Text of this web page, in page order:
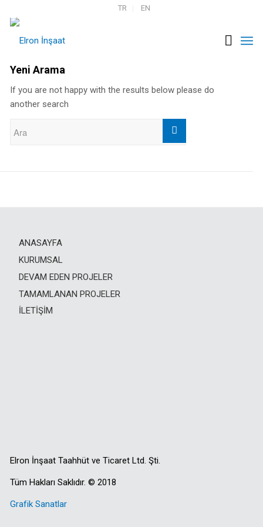
TR EN
Yeni Arama
If you are not happy with the results below please do
another search
ANASAYFA
KURUMSAL
DEVAM EDEN PROJELER
TAMAMLANAN PROJELER
İLETIŞIM
Elron İnşaat Taahhüt ve Ticaret Ltd. Şti.
Tüm Hakları Saklıdır. © 2018
Grafik Sanatlar